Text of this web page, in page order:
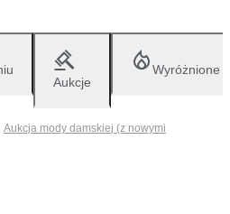
Aukcje
Wyróżnione
Aukcja mody damskiej (z nowymi